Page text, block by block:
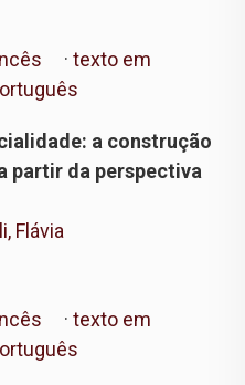
· texto em
a construção
partir da perspectiva
Flávia
· texto em